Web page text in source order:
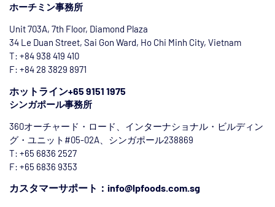
ホーチミン事務所
Unit 703A, 7th Floor, Diamond Plaza
34 Le Duan Street, Sai Gon Ward, Ho Chi Minh City, Vietnam
T: +84938 419 410
F: +84 28 3829 8971
ホットライン+65 9151 1975
シンガポール事務所
360オーチャード・ロード、インターナショナル・ビルディン
グ・ユニット#05-02A、シンガポール238869
T: +65 6836 2527
F: +65 6836 9353
カスタマーサポート：info@lpfoods.com.sg